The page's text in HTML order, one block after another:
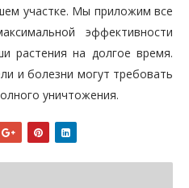
участке. Мы приложим все
эффективности
растения на долгое время.
и болезни могут требовать
уничтожения.